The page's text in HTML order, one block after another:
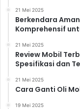
21 Mei 2025
Berkendara
Komprehensif
21 Mei 2025
Review Mobil
Spesifikasi dan
21 Mei 2025
Cara Ganti Oli
19 Mei 2025